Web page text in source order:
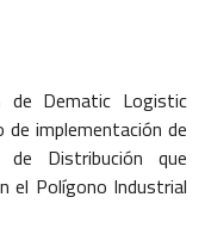
de Dematic Logistic
implementación de
Distribución que
el Polígono Industrial